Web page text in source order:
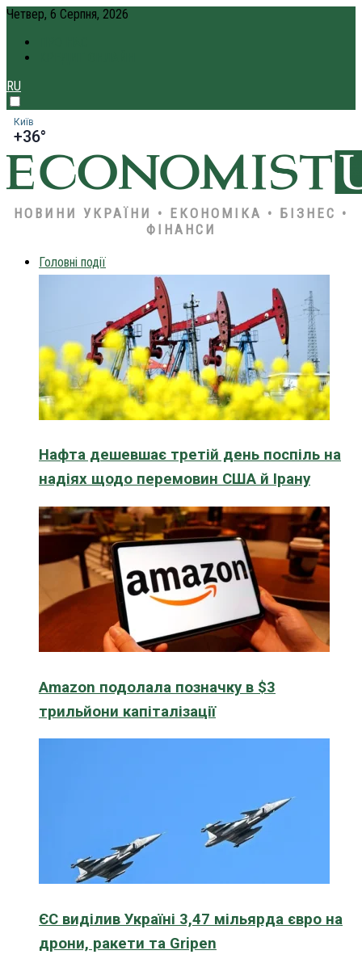
Четвер, 6 Серпня, 2026
RU
Київ
+36°
НОВИНИ УКРАЇНИ • ЕКОНОМІКА • БІЗНЕС •
ФІНАНСИ
Головні події
Нафта дешевшає третій день поспіль на
надіях щодо перемовин США й Ірану
Amazon подолала позначку в $3
трильйони капіталізації
ЄС виділив Україні 3,47 мільярда євро на
дрони, ракети та Gripen